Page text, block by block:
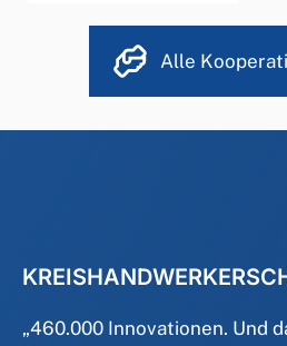
Alle
„460.000 Innovationen. Und